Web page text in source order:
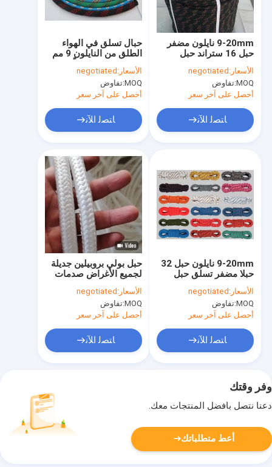
حبال تسلق في الهواء
الطلق من النايلون 9 مم
للإنقاذ
الأسعار: negotiated
MOQ: تفاوض
أحصل على آخر سعر
ﺎﺘﺼﻟ ﺍﻶﻧ
9-20mm نايلون مضفر
حبل 16 ستراند حبل
تسلق ثابت
الأسعار: negotiated
MOQ: تفاوض
أحصل على آخر سعر
ﺎﺘﺼﻟ ﺍﻶﻧ
حبل بولي بروبيلين جديلة
لجميع الأغراض صدمات
مقاومة عالية القوة
الأسعار: negotiated
MOQ: تفاوض
أحصل على آخر سعر
ﺎﺘﺼﻟ ﺍﻶﻧ
9-20mm نايلون حبل 32
حبلا مضفر تسلق حبل
ثابت
الأسعار: negotiated
MOQ: تفاوض
أحصل على آخر سعر
ﺎﺘﺼﻟ ﺍﻶﻧ
وفر وقتك
دعنا نتصل بأفضل المنتجات معك.
أعط متطلباتك